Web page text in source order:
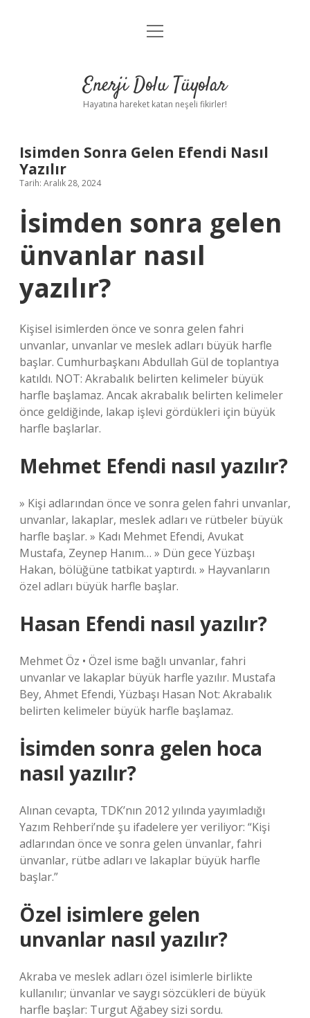
Anasayfa
Yasal Uyarı
menüyü
Enerji Dolu Tüyolar
Hayatına hareket katan neşeli fikirler!
Isimden Sonra Gelen Efendi Nasıl
Yazılır
Tarih: Aralık 28, 2024
İsimden sonra gelen
ünvanlar nasıl
yazılır?
Kişisel isimlerden önce ve sonra gelen fahri
unvanlar, unvanlar ve meslek adları büyük harfle
başlar. Cumhurbaşkanı Abdullah Gül de toplantıya
katıldı. NOT: Akrabalık belirten kelimeler büyük
harfle başlamaz. Ancak akrabalık belirten kelimeler
önce geldiğinde, lakap işlevi gördükleri için büyük
harfle başlarlar.
Mehmet Efendi nasıl yazılır?
» Kişi adlarından önce ve sonra gelen fahri unvanlar,
unvanlar, lakaplar, meslek adları ve rütbeler büyük
harfle başlar. » Kadı Mehmet Efendi, Avukat
Mustafa, Zeynep Hanım… » Dün gece Yüzbaşı
Hakan, bölüğüne tatbikat yaptırdı. » Hayvanların
özel adları büyük harfle başlar.
Hasan Efendi nasıl yazılır?
Mehmet Öz • Özel isme bağlı unvanlar, fahri
unvanlar ve lakaplar büyük harfle yazılır. Mustafa
Bey, Ahmet Efendi, Yüzbaşı Hasan Not: Akrabalık
belirten kelimeler büyük harfle başlamaz.
İsimden sonra gelen hoca
nasıl yazılır?
Alınan cevapta, TDK’nın 2012 yılında yayımladığı
Yazım Rehberi’nde şu ifadelere yer veriliyor: “Kişi
adlarından önce ve sonra gelen ünvanlar, fahri
ünvanlar, rütbe adları ve lakaplar büyük harfle
başlar.”
Özel isimlere gelen
unvanlar nasıl yazılır?
Akraba ve meslek adları özel isimlerle birlikte
kullanılır; ünvanlar ve saygı sözcükleri de büyük
harfle başlar: Turgut Ağabey sizi sordu.